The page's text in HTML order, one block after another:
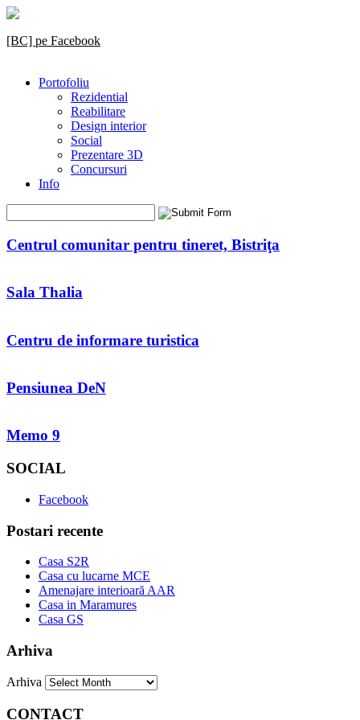
[BC] pe Facebook
Portofoliu
Rezidential
Reabilitare
Design interior
Social
Prezentare 3D
Concursuri
Info
Centrul comunitar pentru tineret, Bistriţa
Sala Thalia
Centru de informare turistica
Pensiunea DeN
Memo 9
SOCIAL
Facebook
Postari recente
Casa S2R
Casa cu lucarne MCE
Amenajare interioară AAR
Casa in Maramures
Casa GS
Arhiva
Arhiva
CONTACT